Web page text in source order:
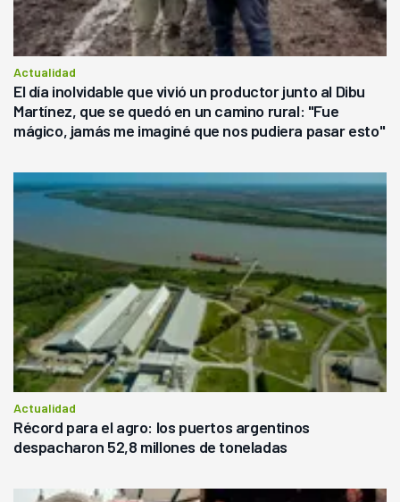
Actualidad
El día inolvidable que vivió un productor junto al Dibu
Martínez, que se quedó en un camino rural: "Fue
mágico, jamás me imaginé que nos pudiera pasar esto"
Actualidad
Récord para el agro: los puertos argentinos
despacharon 52,8 millones de toneladas